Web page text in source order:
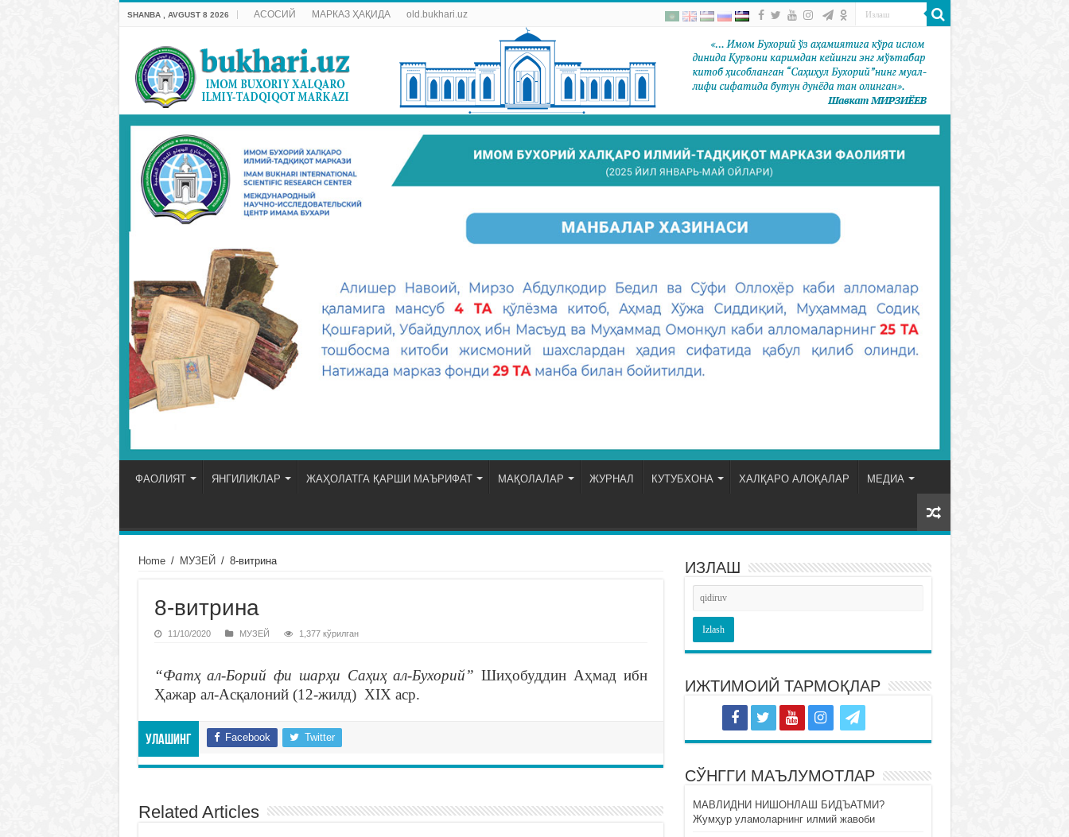
SHANBA , AVGUST 8 2026 АСОСИЙ МАРКАЗ ҲАҚИДА old.bukhari.uz
ФАОЛИЯТ ЯНГИЛИКЛАР ЖАҲОЛАТГА ҚАРШИ МАЪРИФАТ МАҚОЛАЛАР ЖУРНАЛ КУТУБХОНА ХАЛҚАРО АЛОҚАЛАР МЕДИА
Home / МУЗЕЙ / 8-витрина
8-витрина
11/10/2020 МУЗЕЙ 1,377 кўрилган
“Фатҳ ал-Борий фи шарҳи Саҳиҳ ал-Бухорий” Шиҳобуддин Аҳмад ибн
Ҳажар ал-Асқалоний (12-жилд) ХIХ аср.
Улашинг Facebook Twitter
Related Articles
ИЗЛАШ
ИЖТИМОИЙ ТАРМОҚЛАР
СЎНГГИ МАЪЛУМОТЛАР
МАВЛИДНИ НИШОНЛАШ БИДЪАТМИ?
Жумҳур уламоларнинг илмий жавоби